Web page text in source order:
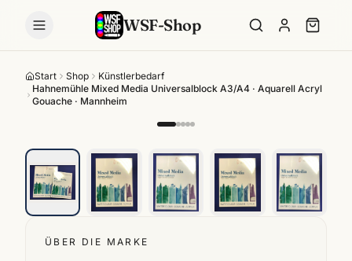
WSF-Shop
Start Shop
Künstlerbedarf
Hahnemühle Mixed Media Universalblock A3/A4 · Aquarell Acryl
Gouache · Mannheim
ÜBER DIE MARKE